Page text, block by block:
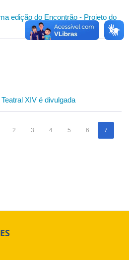
edição do Encontrão - Projeto do
XIV é divulgada
2 3 4 5 6 7